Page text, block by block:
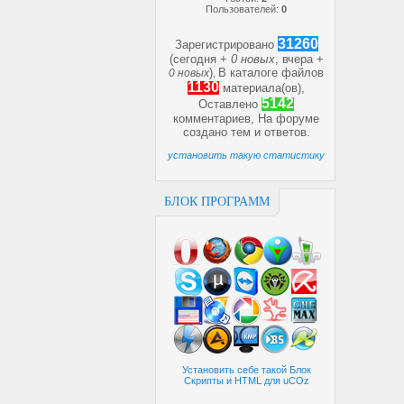
Пользователей: 0
Зарегистрировано 31260
(сегодня + 0 новых, вчера +
0 новых) В каталоге файлов
1130 материала(ов),
Оставлено 5142
комментариев, На форуме
создано тем и ответов.
установить такую статистику
БЛОК ПРОГРАММ
Установить себе такой Блок
Скрипты и HTML для uCOz